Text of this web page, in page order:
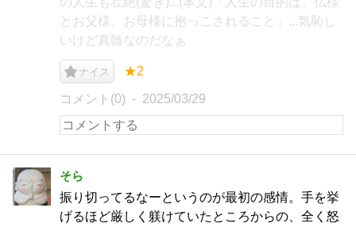
とお父様、お母様に抱っこされること」...気恥し
いけど真髄なのだなぁ
ナイス ★2
コメント(0) 2025/03/29
そら
振り切ってるなーというのが最初の感情。手を挙
げるほど厳しく躾けていたところからの、全く怒